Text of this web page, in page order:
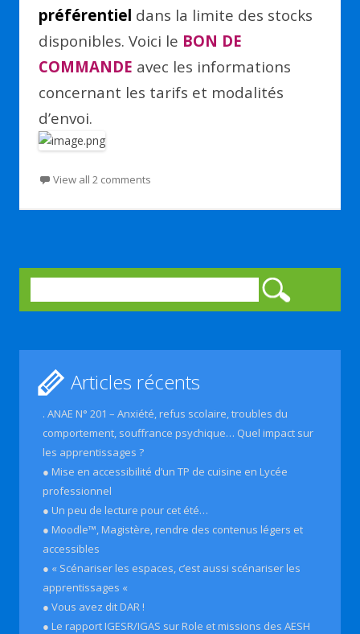
préférentiel dans la limite des stocks
disponibles. Voici le BON DE
COMMANDE avec les informations
concernant les tarifs et modalités
d’envoi.
View all 2 comments
Articles récents
. ANAE N° 201 – Anxiété, refus scolaire, troubles du
comportement, souffrance psychique… Quel impact sur
les apprentissages ?
● Mise en accessibilité d’un TP de cuisine en Lycée
professionnel
● Un peu de lecture pour cet été…
● Moodle™, Magistère, rendre des contenus légers et
accessibles
● « Scénariser les espaces, c’est aussi scénariser les
apprentissages «
● Vous avez dit DAR !
● Le rapport IGESR/IGAS sur Role et missions des AESH